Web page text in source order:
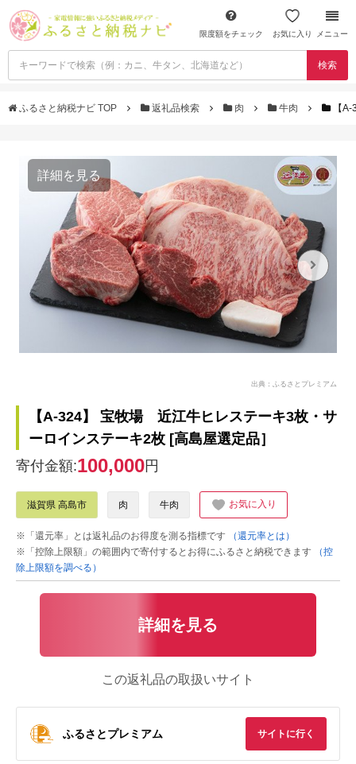
限度額をチェック お気に入り メニュー
検索
ふるさと納税ナビ TOP 返礼品検索 肉 牛肉 【
詳細を見る
出典：ふるさとプレミアム
【A-324】 宝牧場 近江牛ヒレステーキ3枚・サ
ーロインステーキ2枚 [高島屋選定品］
寄付金額:100,000円
滋賀県 高島市 肉 牛肉 お気に入り
※「還元率」とは返礼品のお得度を測る指標です
（還元率とは）
※「控除上限額」の範囲内で寄付するとお得にふるさと納税できます
（控
除上限額を調べる）
詳細を見る
この返礼品の取扱いサイト
ふるさとプレミアム サイトに行く